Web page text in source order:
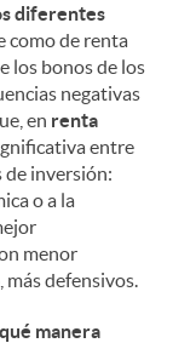
diferentes
como de renta
los bonos de los
negativas
en renta
entre
de inversión:
o a la
menor
defensivos.
manera